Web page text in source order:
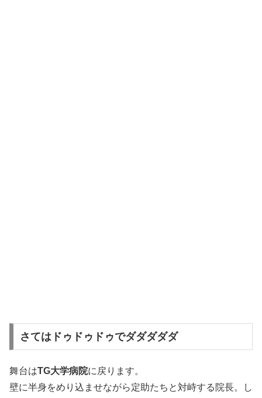
さてはドゥドゥドゥでダダダダダ
舞台はTG大学病院に戻ります。
壁に半身をめり込ませながら定助たちと対峙する院長。し